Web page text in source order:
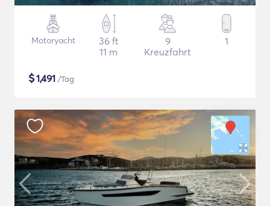
Motoryacht
36 ft
11 m
9
Kreuzfahrt
1
$1,491 /Tag